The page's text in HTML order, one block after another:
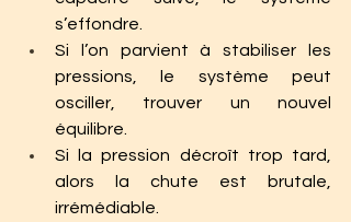
s’effondre.
Si l’on parvient à stabiliser les
pressions, le système peut
osciller, trouver un nouvel
équilibre.
Si la pression décroît trop tard,
alors la chute est brutale,
irrémédiable.